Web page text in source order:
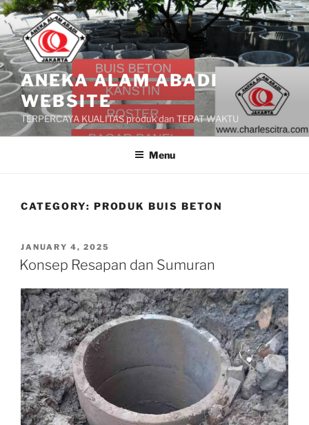
Skip
to
content
ANEKA ALAM ABADI
WEBSITE
TERPERCAYA KUALITAS produk dan TEPAT WAKTU
Menu
CATEGORY: PRODUK BUIS BETON
POSTED
ON
JANUARY 4, 2025
Konsep Resapan dan Sumuran